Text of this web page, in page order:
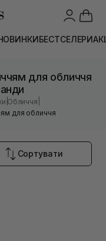
БЕСТСЕЛЕРИ
для обличчя
|Обличчя
для обличчя
Сортувати